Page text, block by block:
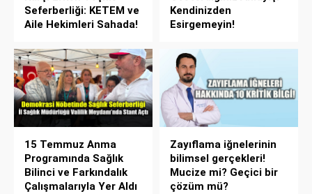
Seferberliği: KETEM ve
Aile Hekimleri Sahada!
Kendinizden
Esirgemeyin!
15 Temmuz Anma
Programında Sağlık
Bilinci ve Farkındalık
Çalışmalarıyla Yer Aldı
Zayıflama iğnelerinin
bilimsel gerçekleri!
Mucize mi? Geçici bir
çözüm mü?